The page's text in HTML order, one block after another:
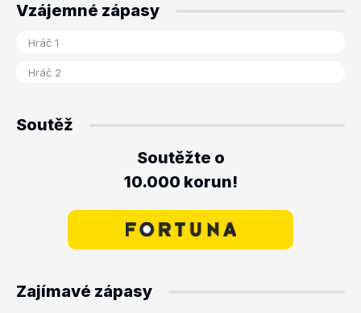
Vzájemné zápasy
Soutěž
Soutěžte o
10.000 korun!
Zajímavé zápasy